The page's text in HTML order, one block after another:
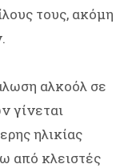
τους, ακόμη
αλκοόλ σε
γίνεται
ηλικίας
από κλειστές